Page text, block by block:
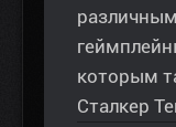
которым
Сталкер